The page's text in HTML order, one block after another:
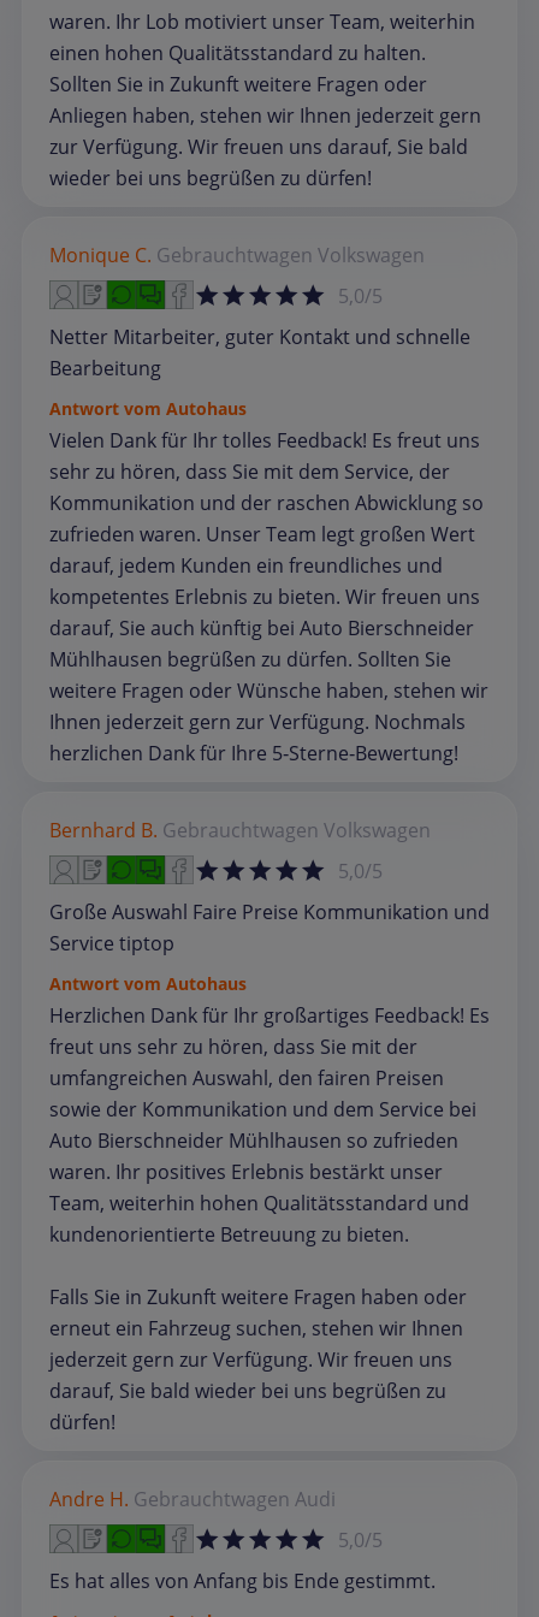
waren. Ihr Lob motiviert unser Team, weiterhin
einen hohen Qualitätsstandard zu halten.
Sollten Sie in Zukunft weitere Fragen oder
Anliegen haben, stehen wir Ihnen jederzeit gern
zur Verfügung. Wir freuen uns darauf, Sie bald
wieder bei uns begrüßen zu dürfen!
Monique C. Gebrauchtwagen Volkswagen
5,0/5
Netter Mitarbeiter, guter Kontakt und schnelle
Bearbeitung
Antwort vom Autohaus
Vielen Dank für Ihr tolles Feedback! Es freut uns
sehr zu hören, dass Sie mit dem Service, der
Kommunikation und der raschen Abwicklung so
zufrieden waren. Unser Team legt großen Wert
darauf, jedem Kunden ein freundliches und
kompetentes Erlebnis zu bieten. Wir freuen uns
darauf, Sie auch künftig bei Auto Bierschneider
Mühlhausen begrüßen zu dürfen. Sollten Sie
weitere Fragen oder Wünsche haben, stehen wir
Ihnen jederzeit gern zur Verfügung. Nochmals
herzlichen Dank für Ihre 5‑Sterne‑Bewertung!
Bernhard B. Gebrauchtwagen Volkswagen
5,0/5
Große Auswahl Faire Preise Kommunikation und
Service tiptop
Antwort vom Autohaus
Herzlichen Dank für Ihr großartiges Feedback! Es
freut uns sehr zu hören, dass Sie mit der
umfangreichen Auswahl, den fairen Preisen
sowie der Kommunikation und dem Service bei
Auto Bierschneider Mühlhausen so zufrieden
waren. Ihr positives Erlebnis bestärkt unser
Team, weiterhin hohen Qualitätsstandard und
kundenorientierte Betreuung zu bieten.
Falls Sie in Zukunft weitere Fragen haben oder
erneut ein Fahrzeug suchen, stehen wir Ihnen
jederzeit gern zur Verfügung. Wir freuen uns
darauf, Sie bald wieder bei uns begrüßen zu
dürfen!
Andre H. Gebrauchtwagen Audi
5,0/5
Es hat alles von Anfang bis Ende gestimmt.